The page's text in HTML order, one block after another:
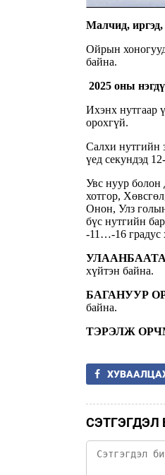
Малчид, иргэд,
Ойрын
байна.
2025 оны
Ихэнх нутгаар
орохгүй.
Салхи нутгийн
үед секундэд
Увс нуур
хотгор,
Онон, Улз
бүс нутгийн
-11…-16 градус
хүйтэн байна.
БАГАНУУР
байна.
ТЭРЭЛЖ
СЭТГЭГДЭЛ